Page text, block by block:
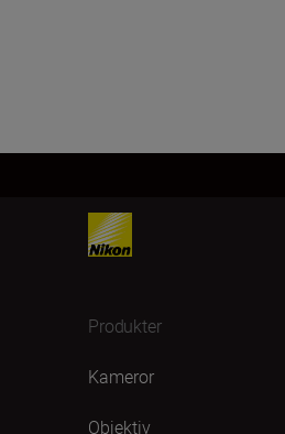
Produkter
Kameror
Objektiv